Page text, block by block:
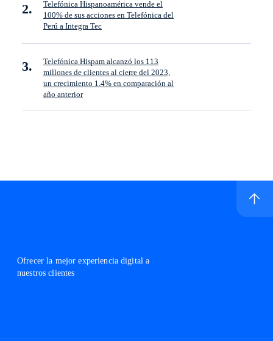
Telefónica Hispanoamérica vende el
100% de sus acciones en Telefónica del
Perú a Integra Tec
Telefónica Hispam alcanzó los 113
millones de clientes al cierre del 2023,
un crecimiento 1.4% en comparación al
año anterior
Ir a inicio de sitio
Ofrecer la mejor experiencia digital a
nuestros clientes